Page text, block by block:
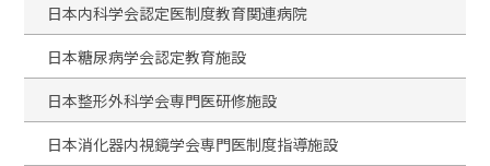
日本内科学会認定医制度教育関連病院
日本糖尿病学会認定教育施設
日本整形外科学会専門医研修施設
日本消化器内視鏡学会専門医制度指導施設